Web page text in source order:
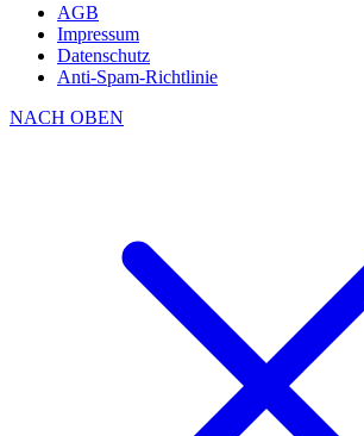
AGB
Impressum
Datenschutz
Anti-Spam-Richtlinie
NACH OBEN